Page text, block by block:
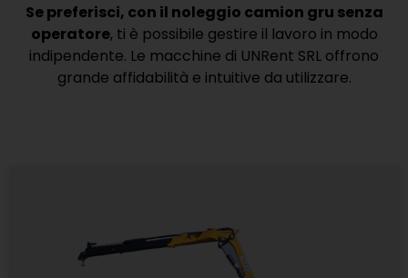
Se preferisci, con il noleggio camion gru senza
operatore, ti è possibile gestire il lavoro in modo
indipendente. Le macchine di UNRent SRL offrono
grande affidabilità e intuitive da utilizzare.